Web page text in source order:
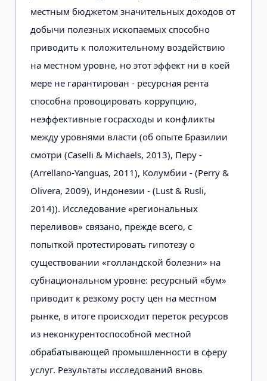
местным бюджетом значительных доходов от
добычи полезных ископаемых способно
приводить к положительному воздействию
на местном уровне, но этот эффект ни в коей
мере не гарантирован - ресурсная рента
способна провоцировать коррупцию,
неэффективные госрасходы и конфликты
между уровнями власти (об опыте Бразилии
смотри (Caselli & Michaels, 2013), Перу -
(Arrellano-Yanguas, 2011), Колумбии - (Perry &
Olivera, 2009), Индонезии - (Lust & Rusli,
2014)). Исследование «региональных
переливов» связано, прежде всего, с
попыткой протестировать гипотезу о
существовании «голландской болезни» на
субнациональном уровне: ресурсный «бум»
приводит к резкому росту цен на местном
рынке, в итоге происходит переток ресурсов
из неконкурентоспособной местной
обрабатывающей промышленности в сферу
услуг. Результаты исследований вновь